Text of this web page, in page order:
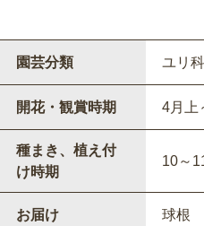
園芸分類 ユリ科
開花・観賞時期 4月上
種まき、植え付
け時期
10～
お届け 球根